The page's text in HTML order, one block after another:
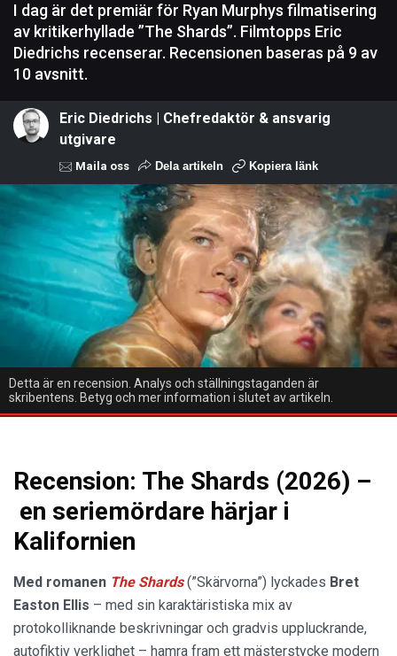
I dag är det premiär för Ryan Murphys filmatisering
av kritikerhyllade ”The Shards”. Filmtopps Eric
Diedrichs recenserar. Recensionen baseras på 9 av
10 avsnitt.
Eric Diedrichs | Chefredaktör & ansvarig
utgivare
Maila oss Dela artikeln Kopiera länk
Detta är en recension. Analys och ställningstaganden är
skribentens. Betyg och mer information i slutet av artikeln.
Recension: The Shards (2026) –
en seriemördare härjar i
Kalifornien
Med romanen The Shards(”Skärvorna”) lyckades Bret
Easton Ellis – med sin karaktäristiska mix av
protokolliknande beskrivningar och gradvis uppluckrande,
autofiktiv verklighet – hamra fram ett mästerstycke modern